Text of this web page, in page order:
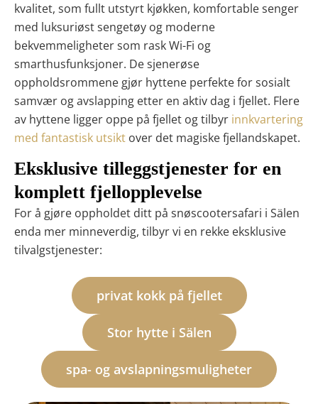
kvalitet, som fullt utstyrt kjøkken, komfortable senger
med luksuriøst sengetøy og moderne
bekvemmeligheter som rask Wi-Fi og
smarthusfunksjoner. De sjenerøse
oppholdsrommene gjør hyttene perfekte for sosialt
samvær og avslapping etter en aktiv dag i fjellet. Flere
av hyttene ligger oppe på fjellet og tilbyr innkvartering
med fantastisk utsikt over det magiske fjellandskapet.
Eksklusive tilleggstjenester for en
komplett fjellopplevelse
For å gjøre oppholdet ditt på snøscootersafari i Sälen
enda mer minneverdig, tilbyr vi en rekke eksklusive
tilvalgstjenester:
privat kokk på fjellet
Stor hytte i Sälen
spa- og avslapningsmuligheter